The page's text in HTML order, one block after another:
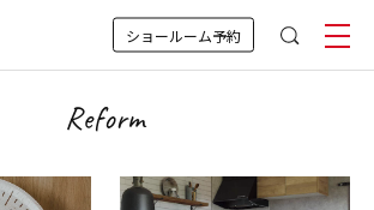
ショールーム予約
Reform